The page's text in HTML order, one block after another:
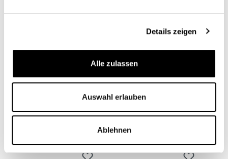
Details zeigen
Alle zulassen
Auswahl erlauben
Ablehnen
259,00 €*